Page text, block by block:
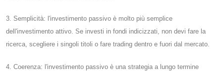
3. Semplicità: l'investimento passivo è molto più semplice
dell'investimento attivo. Se investi in fondi indicizzati, non devi fare la
ricerca, scegliere i singoli titoli o fare trading dentro e fuori dal mercato.
4. Coerenza: l'investimento passivo è una strategia a lungo termine